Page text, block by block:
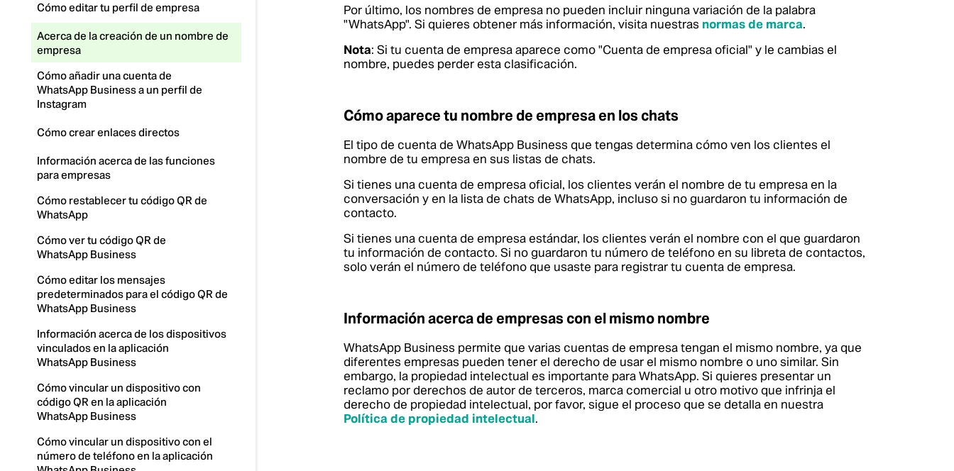
Cómo editar tu perfil de empresa
Acerca de la creación de un nombre de
empresa
Cómo añadir una cuenta de
WhatsApp Business a un perfil de
Instagram
Cómo crear enlaces directos
Información acerca de las funciones
para empresas
Cómo restablecer tu código QR de
WhatsApp
Cómo ver tu código QR de
WhatsApp Business
Cómo editar los mensajes
predeterminados para el código QR de
WhatsApp Business
Información acerca de los dispositivos
vinculados en la aplicación
WhatsApp Business
Cómo vincular un dispositivo con
código QR en la aplicación
WhatsApp Business
Cómo vincular un dispositivo con el
número de teléfono en la aplicación
Por último, los nombres de empresa no pueden incluir ninguna variación de la palabra
"WhatsApp". Si quieres obtener más información, visita nuestras normas de marca.
Nota: Si tu cuenta de empresa aparece como "Cuenta de empresa oficial" y le cambias el
nombre, puedes perder esta clasificación.
Cómo aparece tu nombre de empresa en los chats
El tipo de cuenta de WhatsApp Business que tengas determina cómo ven los clientes el
nombre de tu empresa en sus listas de chats.
Si tienes una cuenta de empresa oficial, los clientes verán el nombre de tu empresa en la
conversación y en la lista de chats de WhatsApp, incluso si no guardaron tu información de
contacto.
Si tienes una cuenta de empresa estándar, los clientes verán el nombre con el que guardaron
tu información de contacto. Si no guardaron tu número de teléfono en su libreta de contactos,
solo verán el número de teléfono que usaste para registrar tu cuenta de empresa.
Información acerca de empresas con el mismo nombre
WhatsApp Business permite que varias cuentas de empresa tengan el mismo nombre, ya que
diferentes empresas pueden tener el derecho de usar el mismo nombre o uno similar. Sin
embargo, la propiedad intelectual es importante para WhatsApp. Si quieres presentar un
reclamo por derechos de autor de terceros, marca comercial u otro motivo que infrinja el
derecho de propiedad intelectual, por favor, sigue el proceso que se detalla en nuestra
Política de propiedad intelectual.